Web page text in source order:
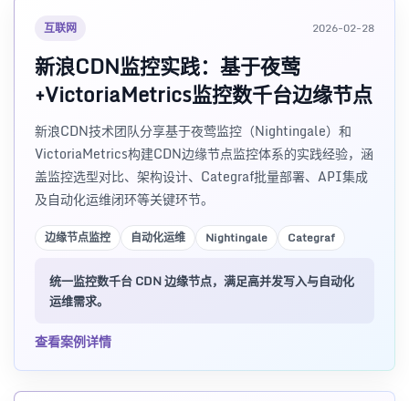
互联网 2026-02-28
新浪CDN监控实践：基于夜莺
+VictoriaMetrics监控数千台边缘节点
新浪CDN技术团队分享基于夜莺监控（Nightingale）和
VictoriaMetrics构建CDN边缘节点监控体系的实践经验，涵
盖监控选型对比、架构设计、Categraf批量部署、API集成
及自动化运维闭环等关键环节。
边缘节点监控 自动化运维 Nightingale Categraf
统一监控数千台 CDN 边缘节点，满足高并发写入与自动化
运维需求。
查看案例详情